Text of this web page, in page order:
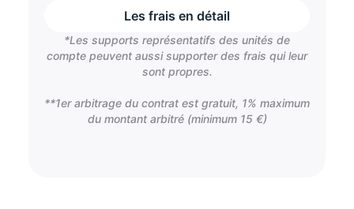
Les frais en détail
*Les supports représentatifs des unités de
compte peuvent aussi supporter des frais qui leur
sont propres.
**1er arbitrage du contrat est gratuit, 1% maximum
du montant arbitré (minimum 15 €)